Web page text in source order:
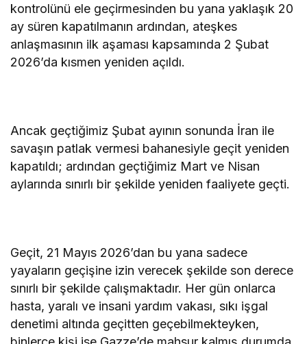
kontrolünü ele geçirmesinden bu yana yaklaşık 20
ay süren kapatılmanın ardından, ateşkes
anlaşmasının ilk aşaması kapsamında 2 Şubat
2026’da kısmen yeniden açıldı.
Ancak geçtiğimiz Şubat ayının sonunda İran ile
savaşın patlak vermesi bahanesiyle geçit yeniden
kapatıldı; ardından geçtiğimiz Mart ve Nisan
aylarında sınırlı bir şekilde yeniden faaliyete geçti.
Geçit, 21 Mayıs 2026’dan bu yana sadece
yayaların geçişine izin verecek şekilde son derece
sınırlı bir şekilde çalışmaktadır. Her gün onlarca
hasta, yaralı ve insani yardım vakası, sıkı işgal
denetimi altında geçitten geçebilmekteyken,